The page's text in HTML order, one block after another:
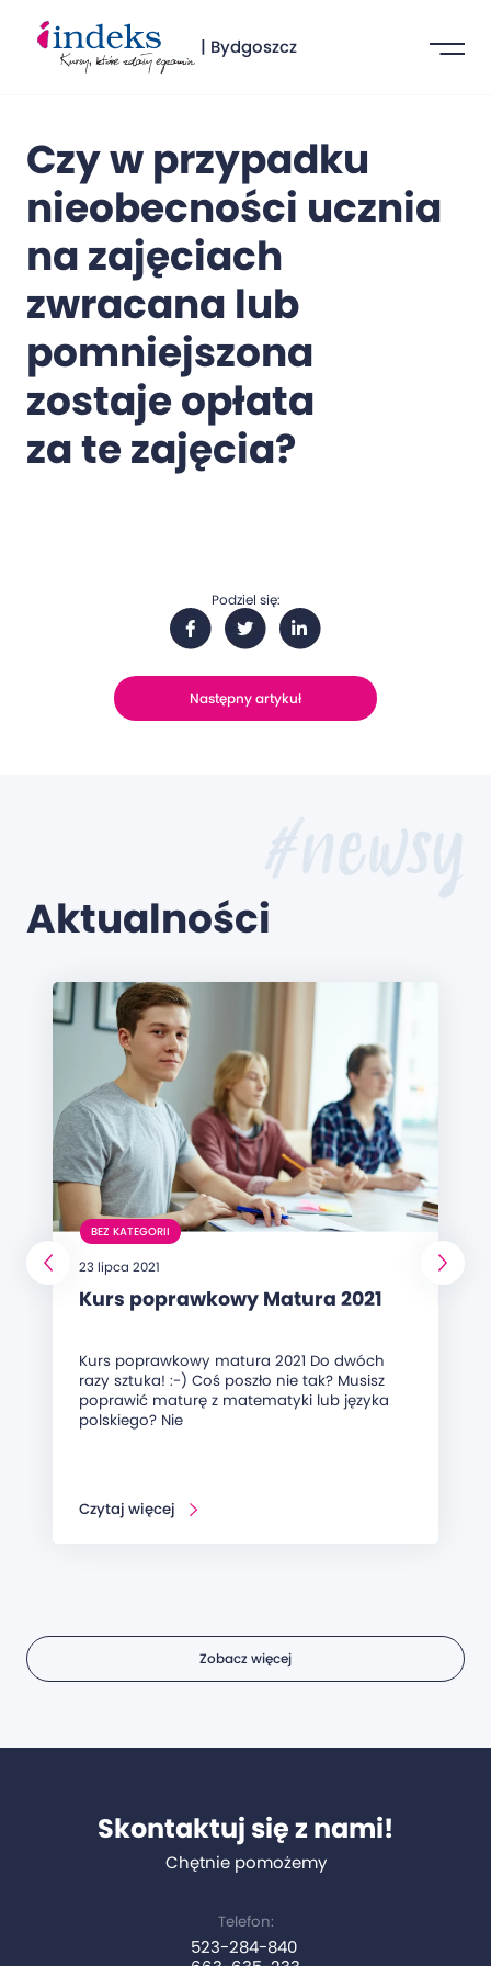
| Bydgoszcz
Czy w przypadku
nieobecności ucznia
na zajęciach
zwracana lub
pomniejszona
zostaje opłata
za te zajęcia?
Podziel się:
Następny artykuł
Aktualności
BEZ KATEGORII
23 lipca 2021
Kurs poprawkowy Matura 2021
Kurs poprawkowy matura 2021 Do dwóch
razy sztuka! :-) Coś poszło nie tak? Musisz
poprawić maturę z matematyki lub języka
polskiego? Nie
Czytaj więcej
Zobacz więcej
Skontaktuj się z nami!
Chętnie pomożemy
Telefon:
523-284-840